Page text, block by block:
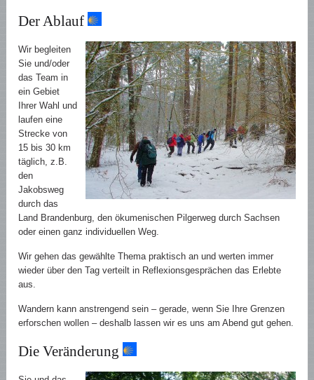
Der Ablauf
Wir begleiten
Sie und/oder
das Team in
ein Gebiet
Ihrer Wahl und
laufen eine
Strecke von
15 bis 30 km
täglich, z.B.
den
Jakobsweg
durch das
Land Brandenburg, den ökumenischen Pilgerweg durch Sachsen
oder einen ganz individuellen Weg.
Wir gehen das gewählte Thema praktisch an und werten immer
wieder über den Tag verteilt in Reflexionsgesprächen das Erlebte
aus.
Wandern kann anstrengend sein – gerade, wenn Sie Ihre Grenzen
erforschen wollen – deshalb lassen wir es uns am Abend gut gehen.
Die Veränderung